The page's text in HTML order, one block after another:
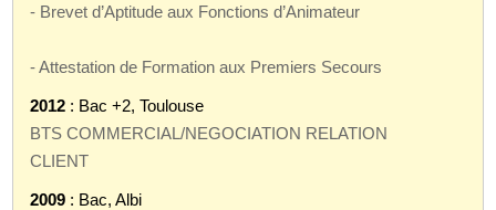
- Brevet d’Aptitude aux Fonctions d’Animateur
- Attestation de Formation aux Premiers Secours
2012 : Bac +2, Toulouse
BTS COMMERCIAL/NEGOCIATION RELATION
CLIENT
2009 : Bac, Albi